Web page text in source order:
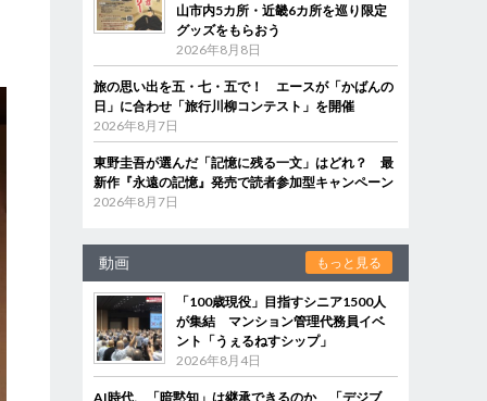
山市内5カ所・近畿6カ所を巡り限定
グッズをもらおう
2026年8月8日
旅の思い出を五・七・五で！ エースが「かばんの
日」に合わせ「旅行川柳コンテスト」を開催
2026年8月7日
東野圭吾が選んだ「記憶に残る一文」はどれ？ 最
新作『永遠の記憶』発売で読者参加型キャンペーン
2026年8月7日
動画 もっと見る
「100歳現役」目指すシニア1500人
が集結 マンション管理代務員イベ
ント「うぇるねすシップ」
2026年8月4日
AI時代、「暗黙知」は継承できるのか 「デジブ